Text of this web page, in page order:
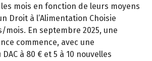
mois en fonction de leurs moyens
Droit à l’Alimentation Choisie
mois. En septembre 2025, une
commence, avec une
à 80 € et 5 à 10 nouvelles